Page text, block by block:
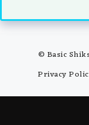
© Basic
Privacy